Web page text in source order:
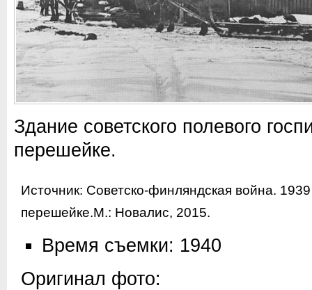
Здание советского полевого
перешейке.
Источник: Советско-финляндская война.
перешейке.М.: Новалис, 2015.
Время съемки: 1940
Оригинал фото: